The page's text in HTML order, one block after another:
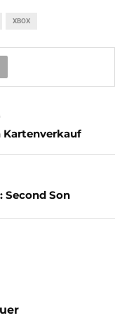
XBOX
Kartenverkauf
Son